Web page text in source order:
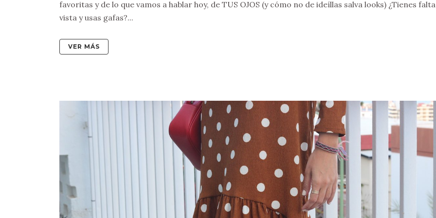
favoritas y de lo que vamos a hablar hoy, de TUS OJOS (y cómo no de ideíllas salva looks) ¿Tienes
vista y usas gafas?...
VER MÁS